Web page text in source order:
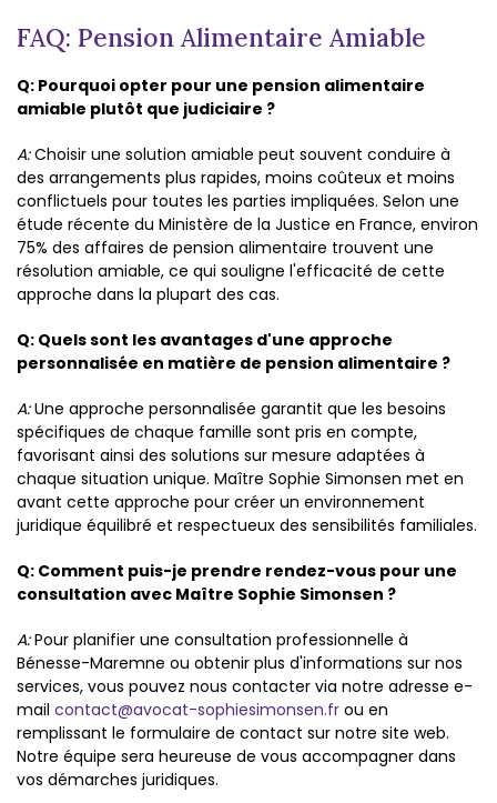
FAQ: Pension Alimentaire Amiable
Q: Pourquoi opter pour une pension alimentaire
amiable plutôt que judiciaire ?
A:Choisir une solution amiable peut souvent conduire à
des arrangements plus rapides, moins coûteux et moins
conflictuels pour toutes les parties impliquées. Selon une
étude récente du Ministère de la Justice en France, environ
75% des affaires de pension alimentaire trouvent une
résolution amiable, ce qui souligne l'efficacité de cette
approche dans la plupart des cas.
Q: Quels sont les avantages d'une approche
personnalisée en matière de pension alimentaire ?
A:Une approche personnalisée garantit que les besoins
spécifiques de chaque famille sont pris en compte,
favorisant ainsi des solutions sur mesure adaptées à
chaque situation unique. Maître Sophie Simonsen met en
avant cette approche pour créer un environnement
juridique équilibré et respectueux des sensibilités familiales.
Q: Comment puis-je prendre rendez-vous pour une
consultation avec Maître Sophie Simonsen ?
A:Pour planifier une consultation professionnelle à
Bénesse-Maremne ou obtenir plus d'informations sur nos
services, vous pouvez nous contacter via notre adresse e-
mail contact@avocat-sophiesimonsen.fr ou en
remplissant le formulaire de contact sur notre site web.
Notre équipe sera heureuse de vous accompagner dans
vos démarches juridiques.